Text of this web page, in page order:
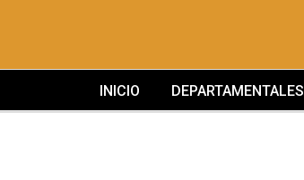
INICIO DEPARTAMENTALES